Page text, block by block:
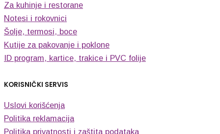
Za kuhinje i restorane
Notesi i rokovnici
Šolje, termosi, boce
Kutije za pakovanje i poklone
ID program, kartice, trakice i PVC folije
KORISNIČKI SERVIS
Uslovi korišćenja
Politika reklamacija
Politika privatnosti i zaštita podataka